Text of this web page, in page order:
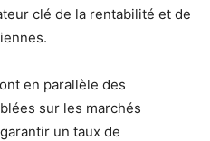
clé de la rentabilité et de
en parallèle des
sur les marchés
un taux de